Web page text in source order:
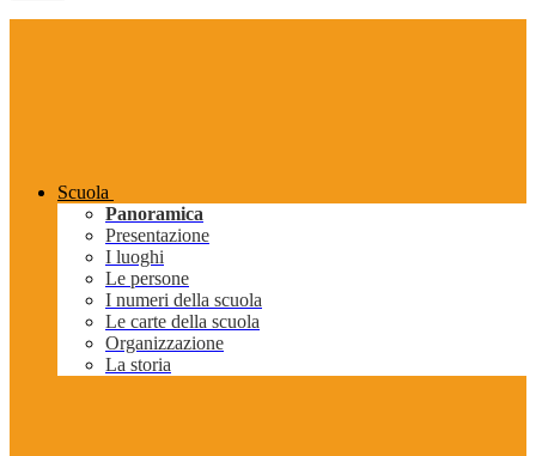
Scuola
Panoramica
Presentazione
I luoghi
Le persone
I numeri della scuola
Le carte della scuola
Organizzazione
La storia